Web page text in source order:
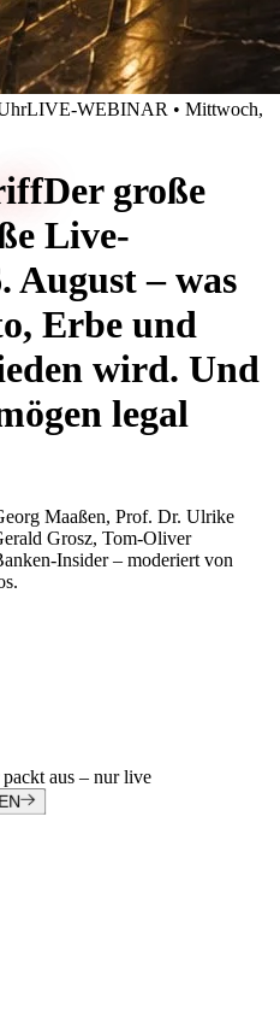
LIVE-WEBINAR • Mittwoch,
Der große
Live-
August – was
Erbe und
wird. Und
legal
Maaßen, Prof. Dr. Ulrike
Grosz, Tom-Oliver
Insider– moderiert von
aus – nur live